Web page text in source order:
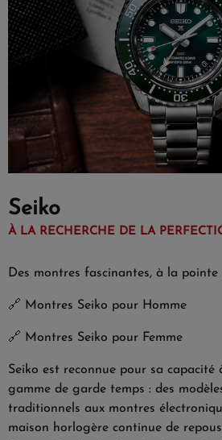
Seiko
À LA RECHERCHE DE LA
Des montres fascinantes, à la
🔗 Montres Seiko pour Homme
🔗 Montres Seiko pour Femme
Seiko est reconnue pour sa
gamme de garde temps : des
traditionnels aux montres
maison horlogère continue de